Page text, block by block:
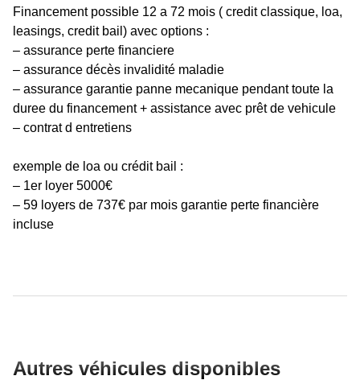
Financement possible 12 a 72 mois ( credit classique, loa,
leasings, credit bail) avec options :
– assurance perte financiere
– assurance décès invalidité maladie
– assurance garantie panne mecanique pendant toute la
duree du financement + assistance avec prêt de vehicule
– contrat d entretiens
exemple de loa ou crédit bail :
– 1er loyer 5000€
– 59 loyers de 737€ par mois garantie perte financière
incluse
Autres véhicules disponibles